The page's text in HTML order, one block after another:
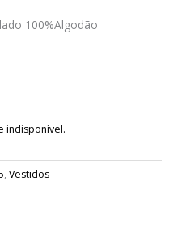
100%Algodão
indisponível.
, Vestidos